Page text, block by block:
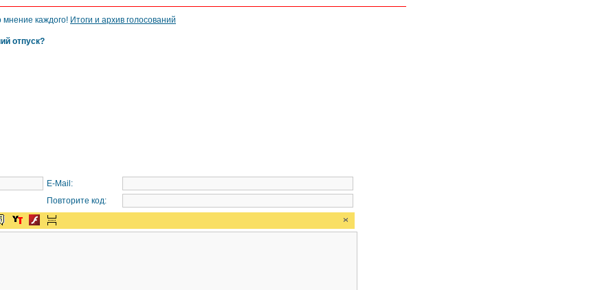
мнение каждого! Итоги и архив голосований
отпуск?
E-Mail:
Повторите код: